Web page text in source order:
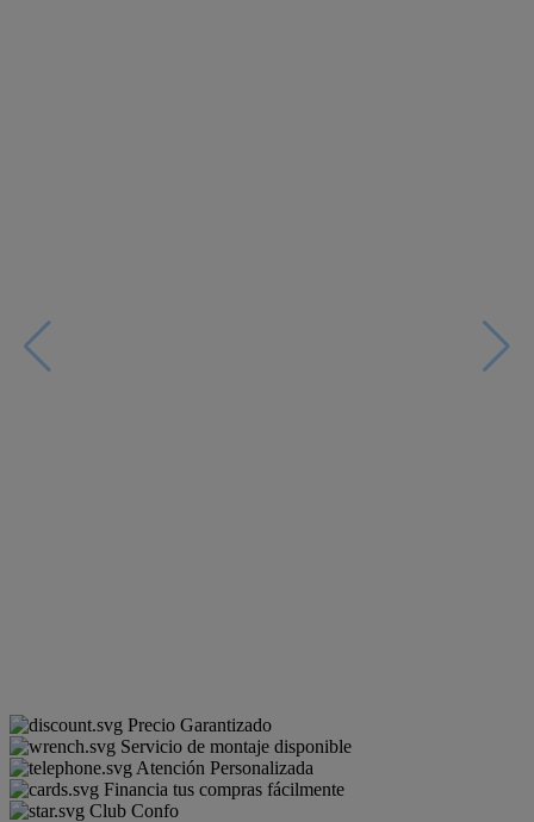
Precio Garantizado
Servicio de montaje disponible
Atención Personalizada
Financia tus compras fácilmente
Club Confo